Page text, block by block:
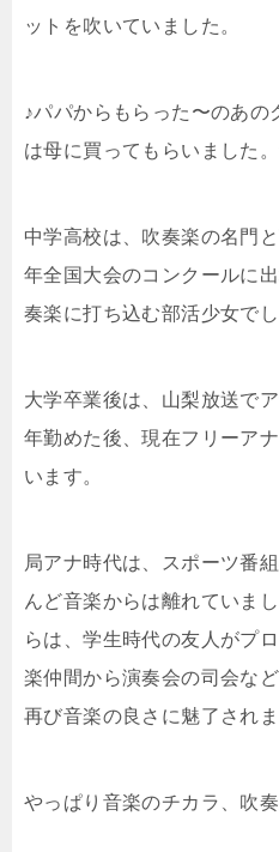
ットを吹いていました。
♪パパからもらった〜のあの
は母に買ってもらいました
中学高校は、吹奏楽の名門
年全国大会のコンクールに
奏楽に打ち込む部活少女で
大学卒業後は、山梨放送で
年勤めた後、現在フリーア
います。
局アナ時代は、スポーツ番
んど音楽からは離れていま
らは、学生時代の友人がプ
楽仲間から演奏会の司会な
再び音楽の良さに魅了され
やっぱり音楽のチカラ、吹